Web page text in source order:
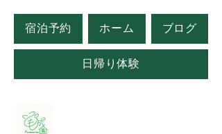
宿泊予約 ホーム ブログ
日帰り体験